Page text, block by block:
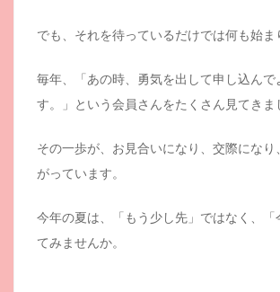
でも、それを待っているだけでは何も始ま
毎年、「あの時、勇気を出して申し込んで
す。」という会員さんをたくさん見てきま
その一歩が、お見合いになり、交際になり
がっています。
今年の夏は、「もう少し先」ではなく、「
てみませんか。